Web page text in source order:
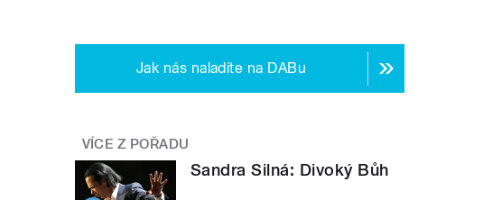
Jak nás naladíte na DABu
VÍCE Z POŘADU
Sandra Silná: Divoký Bůh